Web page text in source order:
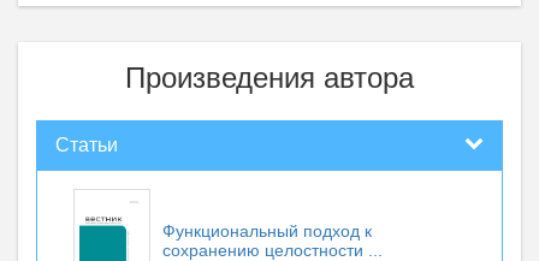
Произведения автора
Статьи
Функциональный подход к
сохранению целостности ...